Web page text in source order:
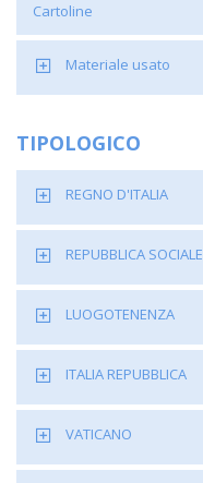
Cartoline
Materiale usato
TIPOLOGICO
REGNO D'ITALIA
REPUBBLICA SOCIALE
LUOGOTENENZA
ITALIA REPUBBLICA
VATICANO